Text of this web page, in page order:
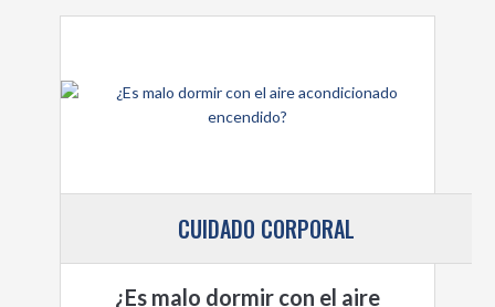
CUIDADO CORPORAL
¿Es malo dormir con el aire